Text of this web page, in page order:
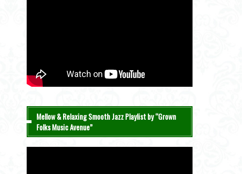
Mellow & Relaxing Smooth Jazz Playlist by “Grown
Folks Music Avenue”